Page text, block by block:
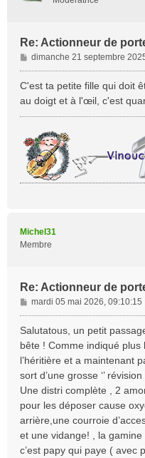
Re: Actionneur de
M
e
s
dimanche 21 septembre
C'est ta petite fille qui doit
au doigt et à l'œil, c'est
Michel31
Membre
Re: Actionneur de
M
e
s
s
g
e
mardi 05 mai 2026, 09:10:15
Salutatous, un petit
bête ! Comme indiqué plus
l’héritière et a maintenant
sort d’une grosse ‘’ révision
Une distri complète , 2
pour les déposer cause
arrière,une courroie
et une vidange! , la gamine
c’est papy qui paye ( avec